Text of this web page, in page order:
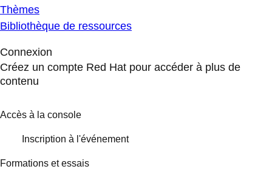
Thèmes
Bibliothèque de ressources
Connexion
Créez un compte Red Hat pour accéder à plus de
contenu
Accès à la console
Inscription à l'événement
Formations et essais